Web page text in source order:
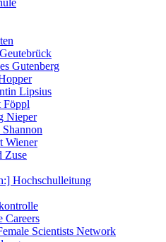
Gutenberg
Lipsius
Föppl
Nieper
Wiener
Zuse
Hochschulleitung
Careers
Scientists Network